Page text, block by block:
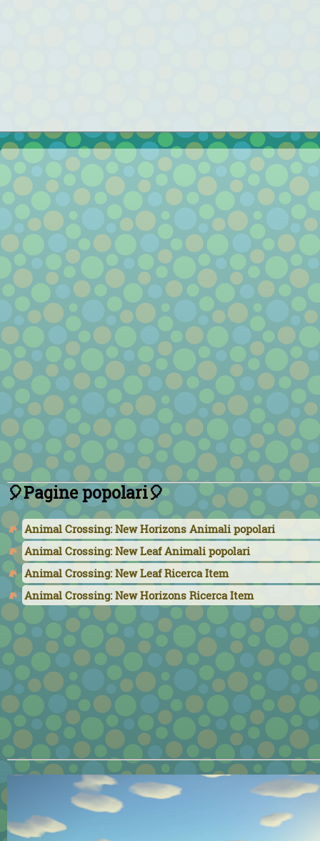
🎈Pagine popolari🎈
Animal Crossing: New Horizons Animali popolari
Animal Crossing: New Leaf Animali popolari
Animal Crossing: New Leaf Ricerca Item
Animal Crossing: New Horizons Ricerca Item